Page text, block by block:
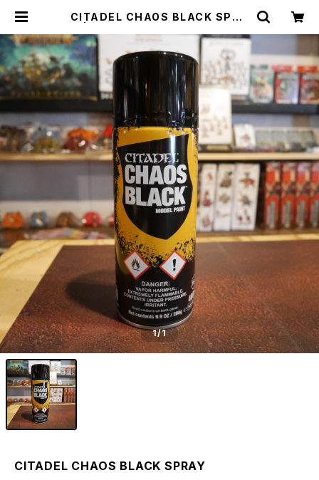
CITADEL CHAOS BLACK SPRA
ーハンマー中心のミニチュアゲームシ
ョップ
1/1
CITADEL CHAOS BLACK SPRAY